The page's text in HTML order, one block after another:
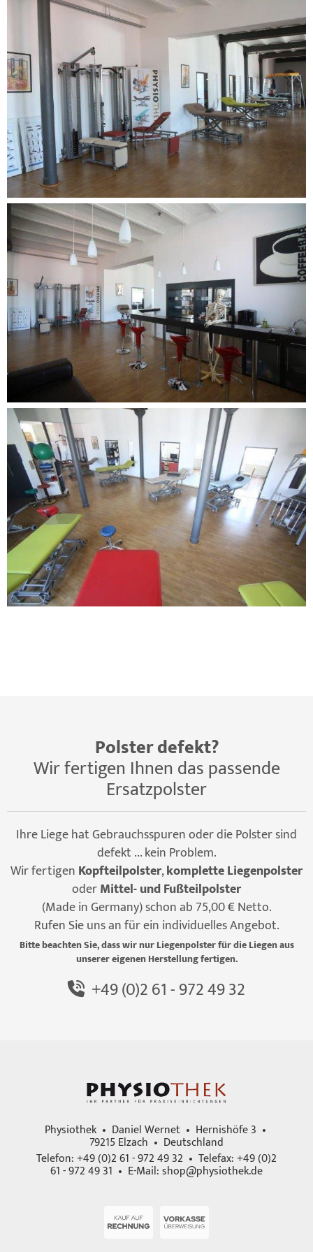
Polster defekt?
Wir fertigen Ihnen das passende
Ersatzpolster
Ihre Liege hat Gebrauchsspuren oder die Polster sind
defekt ... kein Problem.
Wir fertigen Kopfteilpolster,komplette Liegenpolster
oderMittel- und Fußteilpolster
(Made in Germany) schon ab 75,00 € Netto.
Rufen Sie uns an für ein individuelles Angebot.
Bitte beachten Sie, dass wir nur Liegenpolster für die Liegen aus
unserer eigenen Herstellung fertigen.
+49 (0)2 61 - 972 49 32
Physiothek • Daniel Wernet • Hernishöfe 3 •
79215 Elzach • Deutschland
Telefon: +49 (0)2 61 - 972 49 32 • Telefax: +49 (0)2
61 - 972 49 31 • E-Mail:shop@physiothek.de